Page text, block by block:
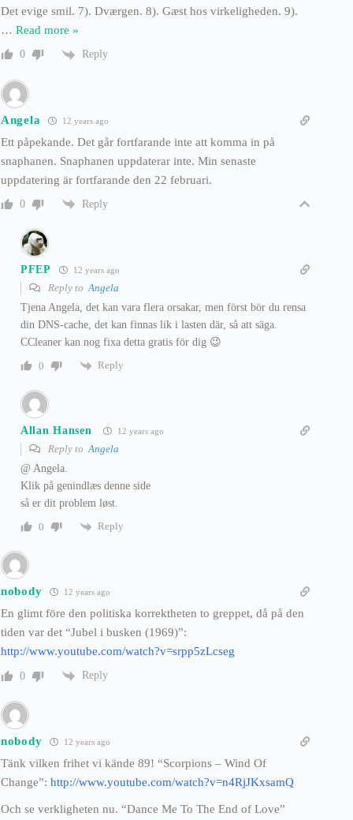
Det evige smil. 7). Dværgen. 8). Gæst hos virkeligheden. 9).
… Read more »
0 Reply
Angela 12 years ago
Ett påpekande. Det går fortfarande inte att komma in på
snaphanen. Snaphanen uppdaterar inte. Min senaste
uppdatering är fortfarande den 22 februari.
0 Reply
PFEP 12 years ago
Reply toAngela
Tjena Angela, det kan vara flera orsakar, men först bör du rensa
din DNS-cache, det kan finnas lik i lasten där, så att säga.
CCleaner kan nog fixa detta gratis för dig 😉
0
Reply
Allan Hansen 12 years ago
Reply toAngela
@ Angela.
Klik på genindlæs denne side
så er dit problem løst.
0
Reply
nobody 12 years ago
En glimt före den politiska korrektheten to greppet, då på den
tiden var det “Jubel i busken (1969)”:
http://www.youtube.com/watch?v=srpp5zLcseg
0 Reply
nobody 12 years ago
Tänk vilken frihet vi kände 89! “Scorpions – Wind Of
Change”: http://www.youtube.com/watch?v=n4RjJKxsamQ
Och se verkligheten nu. “Dance Me To The End of Love”